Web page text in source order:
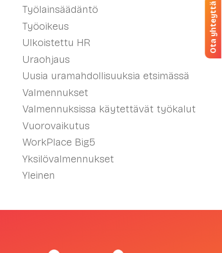
Työlainsäädäntö
Työoikeus
Ulkoistettu HR
Uraohjaus
Uusia uramahdollisuuksia etsimässä
Valmennukset
Valmennuksissa käytettävät työkalut
Vuorovaikutus
WorkPlace Big5
Yksilövalmennukset
Yleinen
Ota yhteyttä